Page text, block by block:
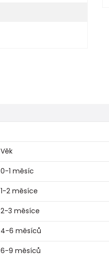
Věk
0-1 měsíc
1-2 měsíce
2-3 měsíce
4-6 měsíců
6-9 měsíců